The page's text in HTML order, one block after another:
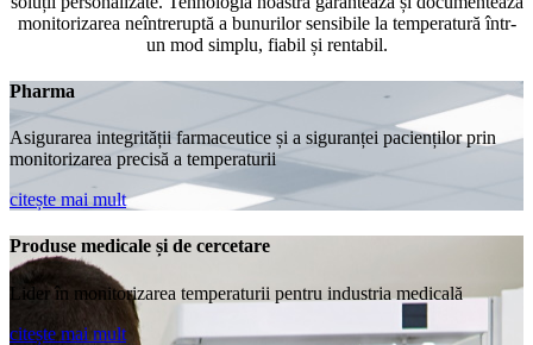
monitorizarea neîntreruptă a bunurilor sensibile la temperatură într-
un mod simplu, fiabil și rentabil.
Pharma
Asigurarea integrității farmaceutice și a siguranței pacienților prin
monitorizarea precisă a temperaturii
citește mai mult
Produse medicale și de cercetare
Lider în monitorizarea temperaturii pentru industria medicală
citește mai mult